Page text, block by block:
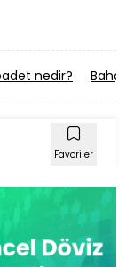
nedir?
Favoriler